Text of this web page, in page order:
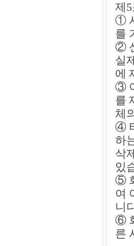
제
①
를
②
실
에
③
를
체
④
하
삭
있
⑤
여
니
⑥
른